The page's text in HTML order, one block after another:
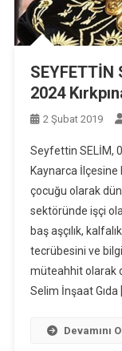
SEYFETTİN
2024
2 Şubat 2019
Seyfettin SELİM,
Kaynarca İlçesine
çocuğu olarak
sektöründe işçi
baş aşçılık,
tecrübesini ve
müteahhit olarak
Selim İnşaat Gıda
Devamını